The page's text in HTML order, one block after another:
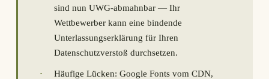
sind nun UWG-abmahnbar — Ihr
Wettbewerber kann eine bindende
Unterlassungserklärung für Ihren
Datenschutzverstoß durchsetzen.
·
Häufige Lücken: Google Fonts vom CDN,